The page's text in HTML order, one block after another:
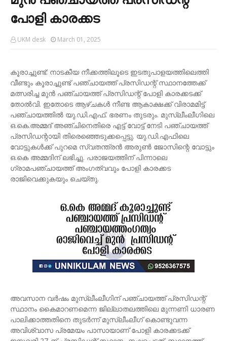
പോളി കാരക്കട
UKM desk March 01, 2025
കൂരാച്ചുണ്ട്: നാടകീയ നീക്കത്തിലൂടെ ഇടതുപാളയത്തിലെത്തി
വീണ്ടും കൂരാച്ചുണ്ട് പഞ്ചായത്ത് പ്രസിഡന്റ് സ്ഥാനത്തേക്ക്
മത്സരിച്ച മുൻ പഞ്ചായത്ത് പ്രസിഡന്റ് പോളി കാരക്കടക്ക്
തോൽവി. ഇതോടെ ആഴ്ചകൾ നീണ്ട ആകാക്ഷക്ക് വിരാമമിട്ട്
പഞ്ചായത്തിൽ യു.ഡി.എഫ്. ഭരണം തുടരും. മുസ്ലീംലീഗിലെ
ഒ.കെ.അമ്മദ് അഞ്ചിനെതിരെ എട്ട് വോട്ട് നേടി പഞ്ചായത്ത്
പ്രസിഡന്റായി തിരെഞ്ഞെടുക്കപ്പെട്ടു. യു.ഡി.എഫിലെ
വോട്ടുകൾക്ക് പുറമെ സ്വതന്ത്രൻ അരുൺ ജോസിന്റെ വോട്ടും
ഒ.കെ അമ്മദിന് ലഭിച്ചു. പരാജയത്തിന് പിന്നാലെ
ഗ്രാമപഞ്ചായത്ത് അംഗത്വവും പോളി കാരക്കട
രാജിവെക്കുകയും ചെയ്തു.
അവസാന വർഷം മുസ്ലീംലീഗിന് പഞ്ചായത്ത് പ്രസിഡന്റ്
സ്ഥാനം കൈമാറണമെന്ന ജില്ലാതലത്തിലെ മുന്നണി ധാരണ
പാലിക്കാത്തതിനെ തുടർന്ന് മുസ്ലീംലീഗ് കൊണ്ടുവന്ന
അവിശ്വാസ പ്രമേയം പാസായാണ് പോളി കാരക്കടക്ക്